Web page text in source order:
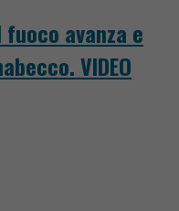
avanza e
VIDEO